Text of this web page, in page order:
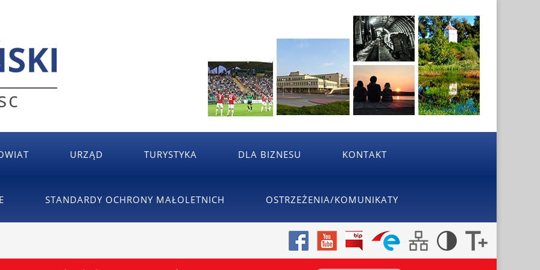
URZĄD TURYSTYKA DLA BIZNESU KONTAKT
STANDARDY OCHRONY MAŁOLETNICH OSTRZEŻENIA/KOMUNIKATY